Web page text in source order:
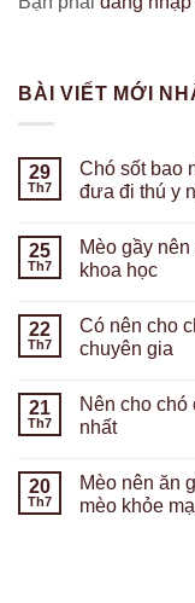
BÀI VIẾT MỚI
29
Th7
Chó sốt bao
đưa đi thú y
25
Th7
Mèo gầy
khoa học
22
Th7
Có nên cho
chuyên gia
21
Th7
Nên cho
nhất
20
Th7
Mèo nên ăn
mèo khỏe